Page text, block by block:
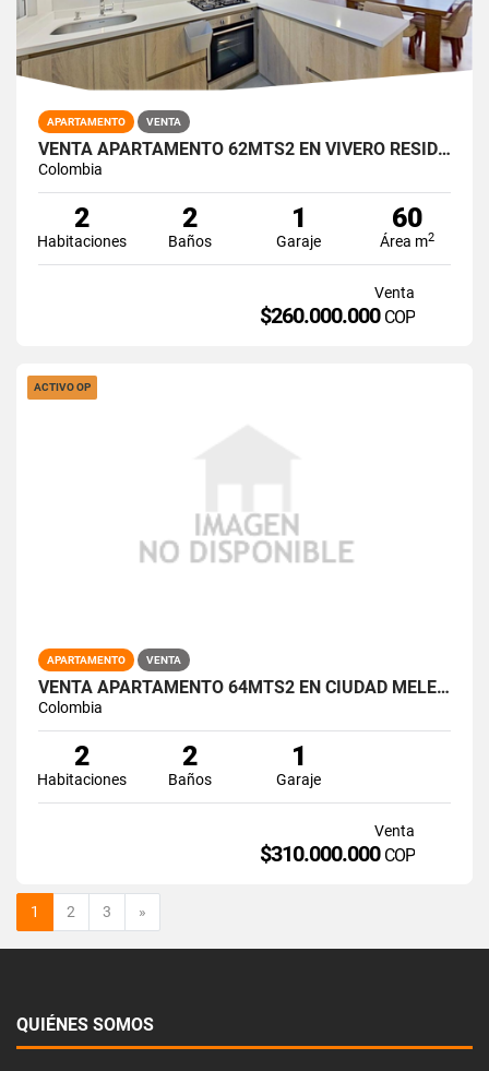
APARTAMENTO VENTA
VENTA APARTAMENTO 62MTS2 EN VIVERO RESIDENCIAL. SUR DE CALI. 15013-4
Colombia
2
Habitaciones
2
Baños
1
Garaje
60
Área m2
Venta
$260.000.000 COP
ACTIVO OP
APARTAMENTO VENTA
VENTA APARTAMENTO 64MTS2 EN CIUDAD MELÉNDEZ. SUR DE CALI. 15011-1
Colombia
2
Habitaciones
2
Baños
1
Garaje
Venta
$310.000.000 COP
1 2 3 »
QUIÉNES SOMOS